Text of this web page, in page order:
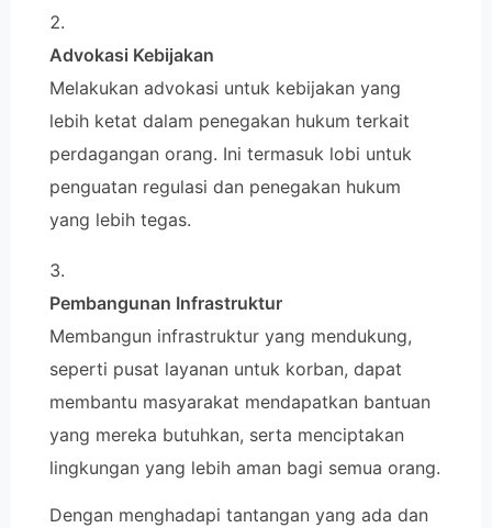
Advokasi Kebijakan
Melakukan advokasi untuk kebijakan yang
lebih ketat dalam penegakan hukum terkait
perdagangan orang. Ini termasuk lobi untuk
penguatan regulasi dan penegakan hukum
yang lebih tegas.
Pembangunan Infrastruktur
Membangun infrastruktur yang mendukung,
seperti pusat layanan untuk korban, dapat
membantu masyarakat mendapatkan bantuan
yang mereka butuhkan, serta menciptakan
lingkungan yang lebih aman bagi semua orang.
Dengan menghadapi tantangan yang ada dan